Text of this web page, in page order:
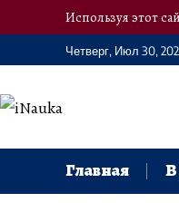
Используя этот
Четверг, Июл 30,
Главная В